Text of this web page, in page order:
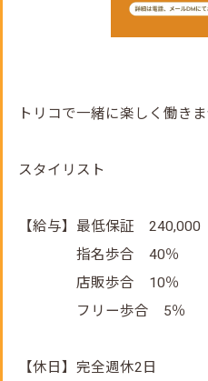
トリコで一緒に楽しく働き
スタイリスト
【給与】最低保証 240,000
指名歩合 40％
店販歩合 10％
フリー歩合 5％
【休日】完全週休2日